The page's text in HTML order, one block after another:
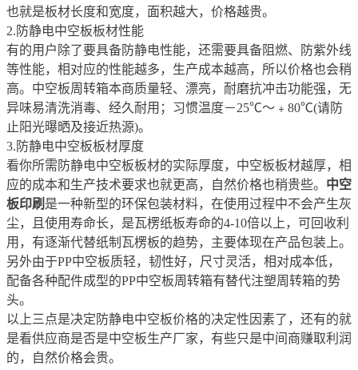
也就是板材长度和宽度，面积越大，价格越贵。
2.防静电中空板板材性能
有的用户除了要具备防静电性能，还需要具备阻燃、防紫外线
等性能，相对应的性能越多，生产成本越高，所以价格也会稍
高。中空板周转箱本商质量轻、漂亮，耐磨抗冲击功能强，无
异味易清洗消毒、经久耐用；习惯温度－25℃～﹢80℃(请防
止阳光曝晒及接近热源)。
3.防静电中空板板材厚度
看你所需防静电中空板板材的实际厚度，中空板板材越厚，相
应的成本和生产技术要求也就更高，自然价格也稍贵些。 中空
板印刷 是一种新型的环保包装材料，在使用过程中不会产生灰
尘，且使用寿命长，是瓦楞纸板寿命的4-10倍以上，可回收利
用，有逐渐代替纸制瓦楞板的趋势，主要体现在产品包装上。
另外由于PP中空板质轻，韧性好，尺寸灵活，相对成本低，
配备各种配件成型的PP中空板周转箱有替代注塑周转箱的势
头。
以上三点是决定防静电中空板价格的决定性因素了，还有的就
是看供应商是否是中空板生产厂家，有些只是中间商赚取利润
的，自然价格会贵。